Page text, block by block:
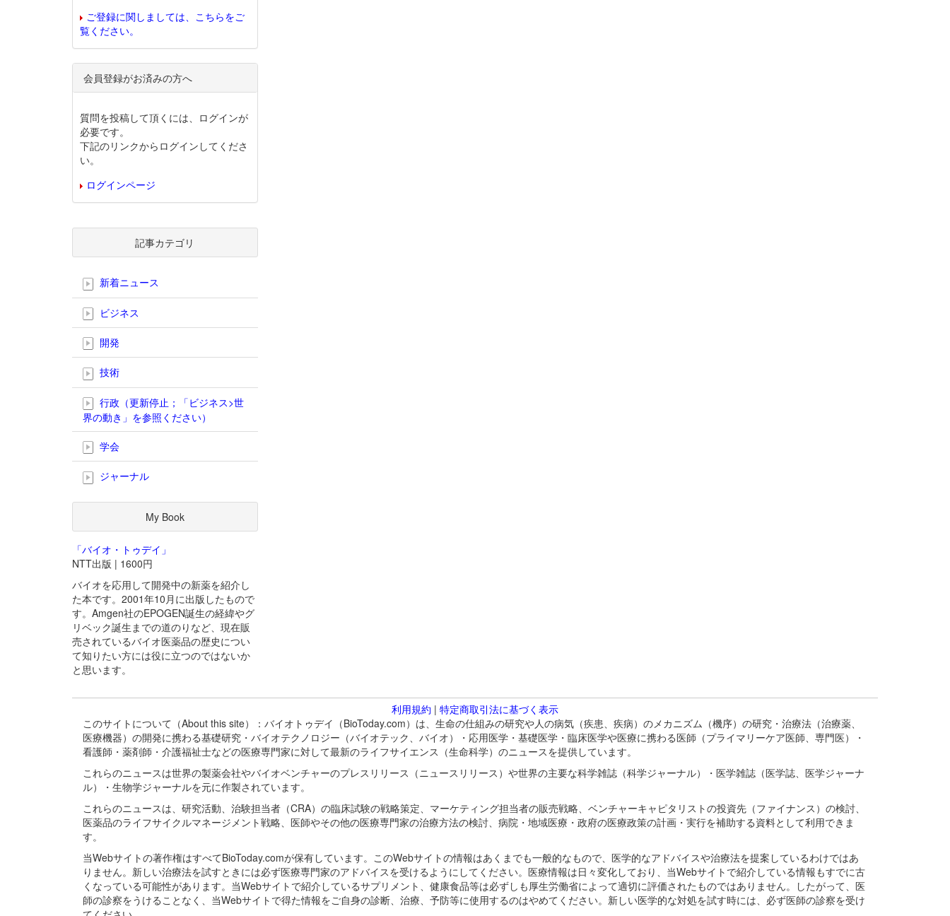
ご登録に関しましては、こちらをご
覧ください。
会員登録がお済みの方へ
質問を投稿して頂くには、ログインが
必要です。
下記のリンクからログインしてくださ
い。
ログインページ
記事カテゴリ
新着ニュース
ビジネス
開発
技術
行政（更新停止；「ビジネス>世
界の動き」を参照ください）
学会
ジャーナル
My Book
「バイオ・トゥデイ」
NTT出版 | 1600円
バイオを応用して開発中の新薬を紹介し
た本です。2001年10月に出版したもので
す。Amgen社のEPOGEN誕生の経緯やグ
リベック誕生までの道のりなど、現在販
売されているバイオ医薬品の歴史につい
て知りたい方には役に立つのではないか
と思います。
利用規約 | 特定商取引法に基づく表示
このサイトについて（About this site）：バイオトゥデイ（BioToday.com）は、生命の仕組みの研究や人の病気（疾患、疾病）のメカニズム（機序）の研究・治療法（治療薬、
医療機器）の開発に携わる基礎研究・バイオテクノロジー（バイオテック、バイオ）・応用医学・基礎医学・臨床医学や医療に携わる医師（プライマリーケア医師、専門医）・
看護師・薬剤師・介護福祉士などの医療専門家に対して最新のライフサイエンス（生命科学）のニュースを提供しています。
これらのニュースは世界の製薬会社やバイオベンチャーのプレスリリース（ニュースリリース）や世界の主要な科学雑誌（科学ジャーナル）・医学雑誌（医学誌、医学ジャーナ
ル）・生物学ジャーナルを元に作製されています。
これらのニュースは、研究活動、治験担当者（CRA）の臨床試験の戦略策定、マーケティング担当者の販売戦略、ベンチャーキャピタリストの投資先（ファイナンス）の検討、
医薬品のライフサイクルマネージメント戦略、医師やその他の医療専門家の治療方法の検討、病院・地域医療・政府の医療政策の計画・実行を補助する資料として利用できま
す。
当Webサイトの著作権はすべてBioToday.comが保有しています。このWebサイトの情報はあくまでも一般的なもので、医学的なアドバイスや治療法を提案しているわけではあ
りません。新しい治療法を試すときには必ず医療専門家のアドバイスを受けるようにしてください。医療情報は日々変化しており、当Webサイトで紹介している情報もすでに古
くなっている可能性があります。当Webサイトで紹介しているサプリメント、健康食品等は必ずしも厚生労働省によって適切に評価されたものではありません。したがって、医
師の診察をうけることなく、当Webサイトで得た情報をご自身の診断、治療、予防等に使用するのはやめてください。新しい医学的な対処を試す時には、必ず医師の診察を受け